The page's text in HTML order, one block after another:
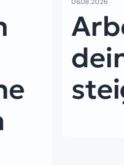
06.08.2026